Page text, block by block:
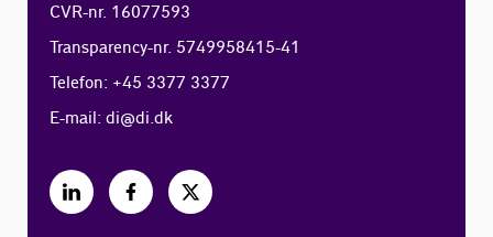
CVR-nr. 16077593
Transparency-nr. 5749958415-41
Telefon: +45 3377 3377
E-mail:di@di.dk